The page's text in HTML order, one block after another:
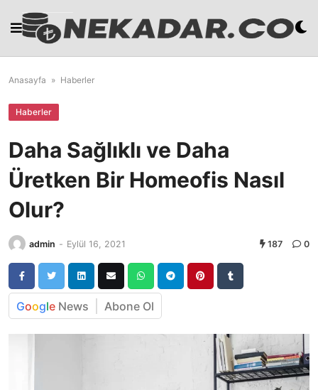
content
Anasayfa » Haberler
Haberler
Daha Sağlıklı ve Daha
Üretken Bir Homeofis Nasıl
Olur?
admin - Eylül 16, 2021 187 0
Google News Abone Ol